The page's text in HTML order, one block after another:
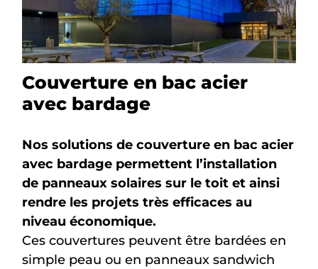
Couverture en bac acier
avec bardage
Nos solutions de couverture en bac acier
avec bardage permettent l’installation
de panneaux solaires sur le toit et ainsi
rendre les projets très efficaces au
niveau économique.
Ces couvertures peuvent être bardées en
simple peau ou en panneaux sandwich